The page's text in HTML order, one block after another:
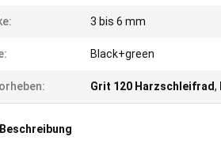
3 bis 6 mm
Black+green
Grit 120 Harzschleifrad,